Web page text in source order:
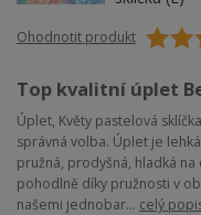
Ohodnotit produkt
Top kvalitní úplet
Úplet, Květy pastelová
správná volba. Úplet je
pružná, prodyšná, hladká
pohodlně díky pružnosti v
našemi jednobar... celý